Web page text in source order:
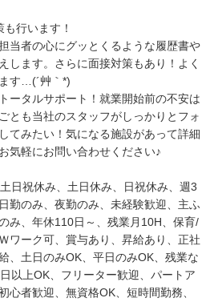
行います！
当者の心にグッとくるような履歴書や
します。さらに面接対策もあり！よく
す…(´艸｀*)
ータルサポート！就業開始前の不安は
とも当社のスタッフがしっかりとフォ
てみたい！気になる施設があって詳細
気軽にお問い合わせください♪
日祝休み、土日休み、日祝休み、週3
勤のみ、夜勤のみ、未経験歓迎、主ふ
み、年休110日～、残業月10H、保育/
ワーク可、賞与あり、昇給あり、正社
、土日のみOK、平日のみOK、残業な
以上OK、フリーター歓迎、パートア
心者歓迎、無資格OK、短時間勤務、